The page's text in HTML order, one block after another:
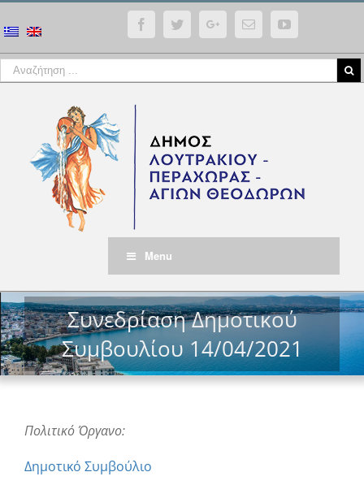
FacebookTwitterGoogle+Email YouTube
Menu
Συνεδρίαση Δημοτικού
Συμβουλίου 14/04/2021
Πολιτικό Όργανο:
Δημοτικό Συμβούλιο